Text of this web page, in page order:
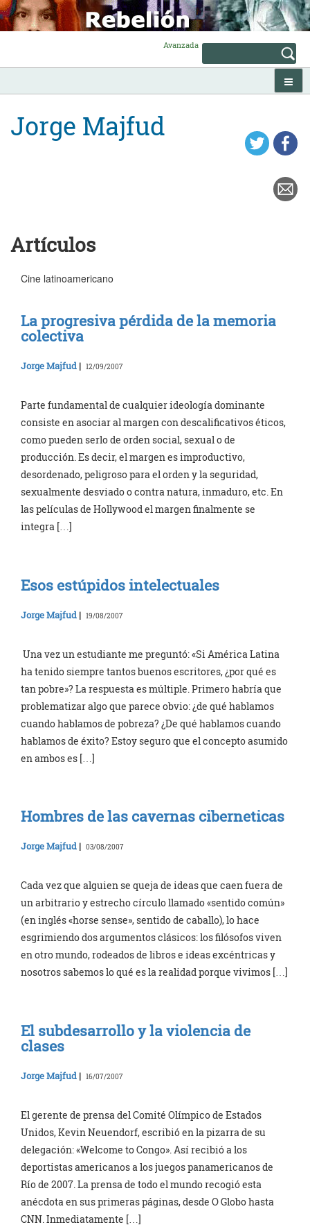
Skip
to
content
Avanzada
Jorge Majfud
Artículos
Cine latinoamericano
La progresiva pérdida de la memoria
colectiva
Jorge Majfud | 12/09/2007
Parte fundamental de cualquier ideología dominante
consiste en asociar al margen con descalificativos éticos,
como pueden serlo de orden social, sexual o de
producción. Es decir, el margen es improductivo,
desordenado, peligroso para el orden y la seguridad,
sexualmente desviado o contra natura, inmaduro, etc. En
las películas de Hollywood el margen finalmente se
integra […]
Esos estúpidos intelectuales
Jorge Majfud | 19/08/2007
Una vez un estudiante me preguntó: «Si América Latina
ha tenido siempre tantos buenos escritores, ¿por qué es
tan pobre»? La respuesta es múltiple. Primero habría que
problematizar algo que parece obvio: ¿de qué hablamos
cuando hablamos de pobreza? ¿De qué hablamos cuando
hablamos de éxito? Estoy seguro que el concepto asumido
en ambos es […]
Hombres de las cavernas ciberneticas
Jorge Majfud | 03/08/2007
Cada vez que alguien se queja de ideas que caen fuera de
un arbitrario y estrecho círculo llamado «sentido común»
(en inglés «horse sense», sentido de caballo), lo hace
esgrimiendo dos argumentos clásicos: los filósofos viven
en otro mundo, rodeados de libros e ideas excéntricas y
nosotros sabemos lo qué es la realidad porque vivimos […]
El subdesarrollo y la violencia de
clases
Jorge Majfud | 16/07/2007
El gerente de prensa del Comité Olímpico de Estados
Unidos, Kevin Neuendorf, escribió en la pizarra de su
delegación: «Welcome to Congo». Así recibió a los
deportistas americanos a los juegos panamericanos de
Río de 2007. La prensa de todo el mundo recogió esta
anécdota en sus primeras páginas, desde O Globo hasta
CNN. Inmediatamente […]